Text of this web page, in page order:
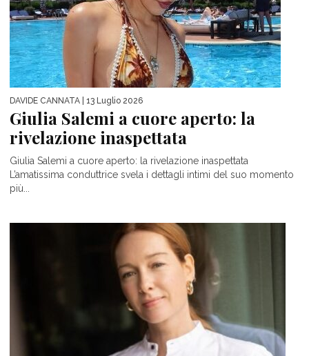
DAVIDE CANNATA | 13 Luglio 2026
Giulia Salemi a cuore aperto: la
rivelazione inaspettata
Giulia Salemi a cuore aperto: la rivelazione inaspettata
L’amatissima conduttrice svela i dettagli intimi del suo momento
più...